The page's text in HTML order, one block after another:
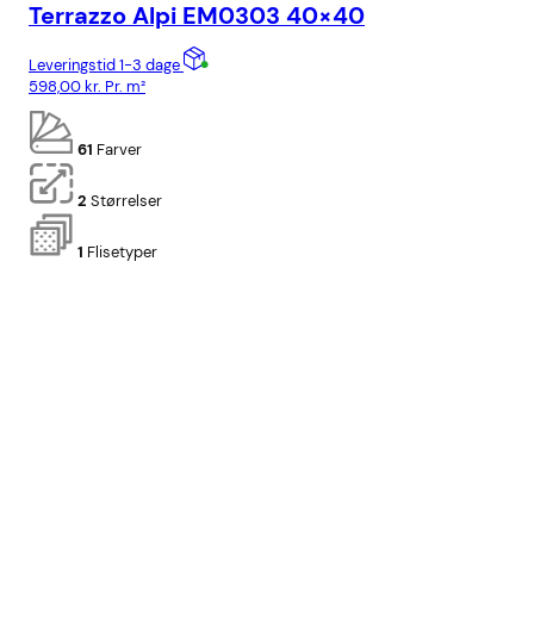
Terrazzo Alpi EM0303 40×40
Leveringstid 1-3 dage
598,00kr. Pr. m²
61 Farver
2 Størrelser
1 Flisetyper